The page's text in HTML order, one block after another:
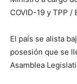
COVID-19 y TPP
El país se alista
posesión que se
Asamblea